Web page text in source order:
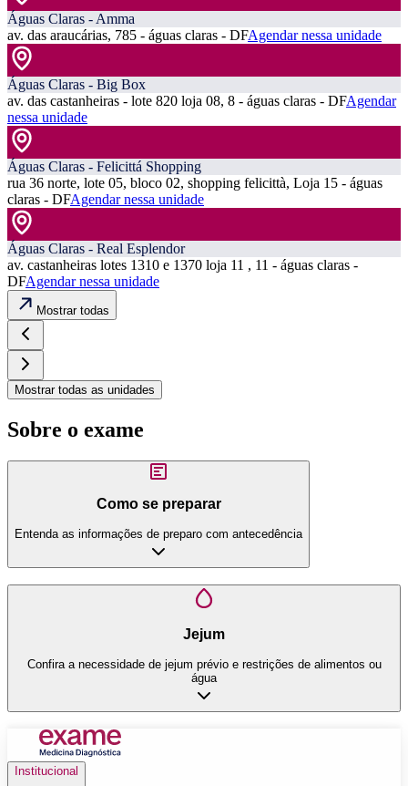
Águas Claras - Amma
av. das araucárias, 785 - águas claras - DFAgendar nessa unidade
Águas Claras - Big Box
av. das castanheiras - lote 820 loja 08, 8 - águas claras - DFAgendar
nessa unidade
Águas Claras - Felicittá Shopping
rua 36 norte, lote 05, bloco 02, shopping felicittà, Loja 15 - águas
claras - DFAgendar nessa unidade
Águas Claras - Real Esplendor
av. castanheiras lotes 1310 e 1370 loja 11 , 11 - águas claras -
DFAgendar nessa unidade
Mostrar todas
Mostrar todas as unidades
Sobre o exame
Como se preparar
Entenda as informações de preparo com antecedência
Jejum
Confira a necessidade de jejum prévio e restrições de alimentos ou
água
Institucional